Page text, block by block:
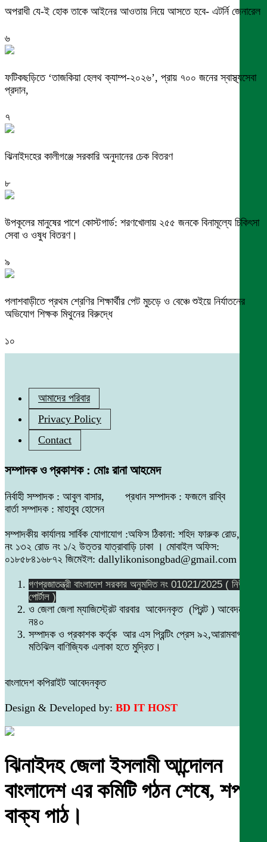
অপরাধী যে-ই হোক তাকে আইনের আওতায় নিয়ে আসতে হবে- এটর্নি জেনারেল
৬
ফটিকছড়িতে ‘তাজকিয়া হেলথ ক্যাম্প-২০২৬’, প্রায় ৭০০ জনের স্বাস্থ্যসেবা
প্রদান,
৭
ঝিনাইদহের কালীগঞ্জে সরকারি অনুদানের চেক বিতরণ
৮
উপকূলের মানুষের পাশে কোস্টগার্ড: শরণখোলায় ২৫৫ জনকে বিনামূল্যে চিকিৎসা
সেবা ও ওষুধ বিতরণ।
৯
পলাশবাড়ীতে প্রথম শ্রেণির শিক্ষার্থীর পেট মুচড়ে ও বেঞ্চে শুইয়ে নির্যাতনের
অভিযোগ শিক্ষক মিথুনের বিরুদ্ধে
১০
আমাদের পরিবার
Privacy Policy
Contact
সম্পাদক ও প্রকাশক : মোঃ রানা আহমেদ
নির্বাহী সম্পাদক : আবুল বাসার, প্রধান সম্পাদক : ফজলে রাব্বি
বার্তা সম্পাদক : মাহাবুব হোসেন
সম্পাদকীয় কার্যালয় সার্বিক যোগাযোগ :অফিস ঠিকানা: শহিদ ফারুক রোড,বাসা
নং ১৩২ রোড নং ১/২ উত্তর যাত্রাবাড়ি ঢাকা । মোবাইল অফিস:
০১৮৫৮৪১৬৮৭২ জিমেইল: dallylikonisongbad@gmail.com
গণপ্রজাতন্ত্রী বাংলাদেশ সরকার অনুমদিত নং 01021/2025 ( নিউজ
পোর্টাল )
ও জেলা জেলা ম্যাজিস্ট্রেট বারবার আবেদনকৃত (প্রিন্ট ) আবেদন নং
ন৪০
সম্পাদক ও প্রকাশক কর্তৃক আর এস প্রিন্টিং প্রেস ৯২,আরামবাগ
মতিঝিল বাণিজ্যিক এলাকা হতে মুদ্রিত।
বাংলাদেশ কপিরাইট আবেদনকৃত
Design & Developed by: BD IT HOST
ঝিনাইদহ জেলা ইসলামী আন্দোলন
বাংলাদেশ এর কমিটি গঠন শেষে, শপথ
বাক্য পাঠ।